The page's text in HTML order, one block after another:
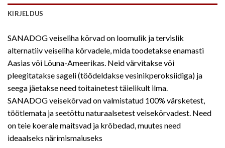
KIRJELDUS
SANADOG veiseliha kõrvad on loomulik ja tervislik
alternatiiv veiseliha kõrvadele, mida toodetakse enamasti
Aasias või Lõuna-Ameerikas. Neid värvitakse või
pleegitatakse sageli (töödeldakse vesinikperoksiidiga) ja
seega jäetakse need toitainetest täielikult ilma.
SANADOG veisekõrvad on valmistatud 100% värsketest,
töötlemata ja seetõttu naturaalsetest veisekõrvadest. Need
on teie koerale maitsvad ja krõbedad, muutes need
ideaalseks närimismaiuseks